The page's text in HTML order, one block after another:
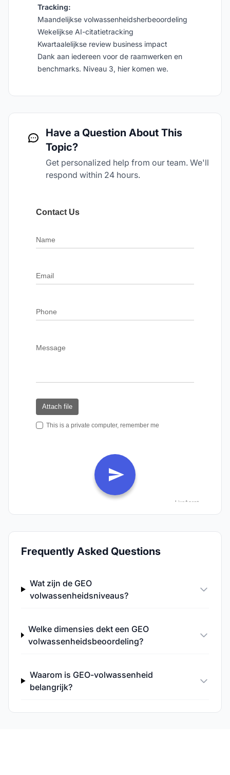
Tracking:
Maandelijkse volwassenheidsherbeoordeling
Wekelijkse AI-citatietracking
Kwartaalelijkse review business impact
Dank aan iedereen voor de raamwerken en
benchmarks. Niveau 3, hier komen we.
Have a Question About This
Topic?
Get personalized help from our team. We'll
respond within 24 hours.
Frequently Asked Questions
Wat zijn de GEO
volwassenheidsniveaus?
Welke dimensies dekt een GEO
volwassenheidsbeoordeling?
Waarom is GEO-volwassenheid
belangrijk?